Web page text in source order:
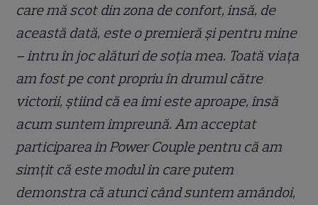
care mă scot din zona de confort, însă, de
această dată, este o premieră și pentru mine
– intru în joc alături de soția mea. Toată viața
am fost pe cont propriu în drumul către
victorii, știind că ea îmi este aproape, însă
acum suntem împreună. Am acceptat
participarea în Power Couple pentru că am
simțit că este modul în care putem
demonstra că atunci când suntem amândoi,